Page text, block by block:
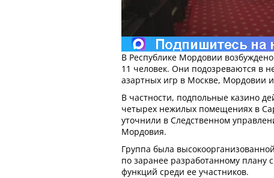
В Республике Мордовии
11 человек. Они подозреваются в
азартных игр в Москве, Мордовии
В частности, подпольные казино
четырех нежилых помещениях в
уточнили в Следственном
Мордовия.
Группа была
по заранее разработанному плану
функций среди ее участников.